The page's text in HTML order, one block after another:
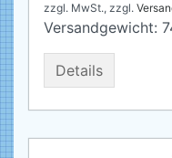
zzgl. MwSt., zzgl.
Versandgewicht:
Details